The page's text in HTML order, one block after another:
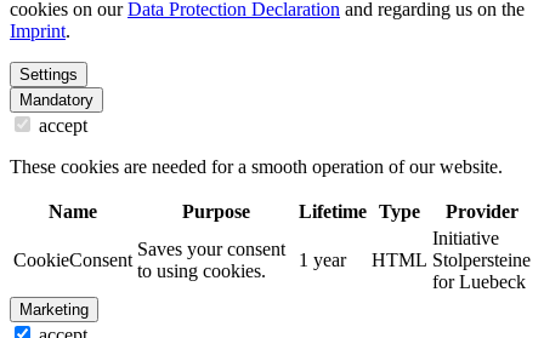
cookies on ourData Protection Declaration and regarding us on the
Imprint.
Settings
Mandatory
accept
These cookies are needed for a smooth operation of our website.
Name Purpose Lifetime Type Provider
CookieConsent
Saves your consent
to using cookies.
1 year HTML
Initiative
Stolpersteine
for Luebeck
Marketing